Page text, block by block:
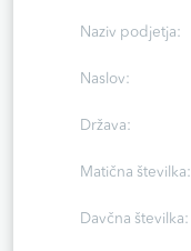
Naziv podjetja:
Naslov:
Država:
Matična številka:
Davčna številka: